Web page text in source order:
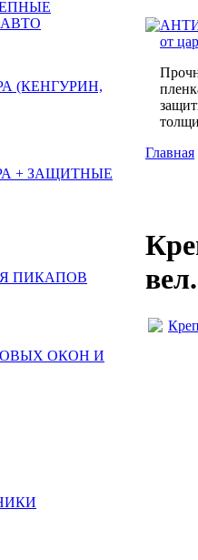
(КЕНГУРИН,
+ ЗАЩИТНЫЕ
ПИКАПОВ
ОКОН И
от
Главная